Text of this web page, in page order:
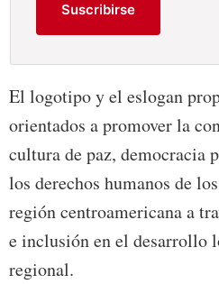
Suscribirse
El logotipo y el eslogan
orientados a promover la
cultura de paz, democracia
los derechos humanos de
región centroamericana a
e inclusión en el desarrollo
regional.